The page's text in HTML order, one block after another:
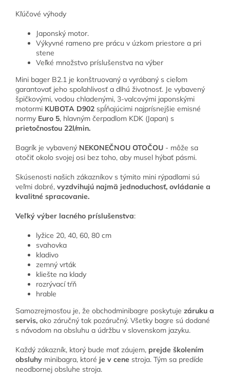
Kľúčové výhody
Japonský motor.
Výkyvné rameno pre prácu v úzkom priestore a pri
stene
Veľké množstvo príslušenstva na výber
Mini bager B2.1 je konštruovaný a vyrábaný s cieľom
garantovať jeho spoľahlivosť a dlhú životnosť. Je vybavený
špičkovými, vodou chladenými, 3-valcovými japonskými
motormi KUBOTA D902 spĺňajúcimi najprísnejšie emisné
normy Euro 5, hlavným čerpadlom KDK (Japan) s
prietočnosťou 22l/min.
Bagrík je vybavený NEKONEČNOU OTOČOU - môže sa
otočiť okolo svojej osi bez toho, aby musel hýbať pásmi.
Skúsenosti našich zákazníkov s týmito mini rýpadlami sú
veľmi dobré, vyzdvihujú najmä jednoduchosť, ovládanie a
kvalitné spracovanie.
Veľký výber lacného príslušenstva:
lyžice 20, 40, 60, 80 cm
svahovka
kladivo
zemný vrták
kliešte na klady
rozrývací tŕň
hrable
Samozrejmosťou je, že obchodminibagre poskytuje záruku a
servis, ako záručný tak pozáručný. Všetky bagre sú dodané
s návodom na obsluhu a údržbu v slovenskom jazyku.
Každý zákazník, ktorý bude mať záujem, prejde školením
obsluhy minibagra, ktoré je v cene stroja. Tým sa predíde
neodbornej obsluhe stroja.